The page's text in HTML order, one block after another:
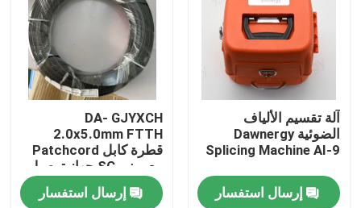
الصفحة الرئيسية
آلة تقسيم الألياف
الضوئية Dawnergy
Splicing Machine AI-9
إرسال استفسار
DA- GJYXCH
2.0x5.0mm FTTH
قطرة كابل Patchcord
مع ميني SC جهاز توصيل
مضاد للماء والمتصل من
خلال الأنابيبإرسال استفسار